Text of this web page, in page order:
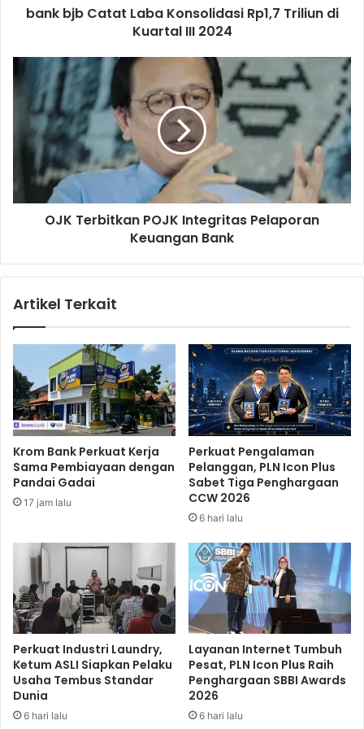
a
s
a
i
,
7
T
r
i
l
i
u
n
i
a
r
t
a
l
I
I
I
bank bjb Catat Laba Konsolidasi Rp1,7 Triliun di
Kuartal III 2024
r
i
t
J
t
e
g
r
t
a
P
l
o
r
a
n
K
e
u
a
OJK Terbitkan POJK Integritas Pelaporan
Keuangan Bank
Artikel Terkait
Krom Bank Perkuat Kerja
Sama Pembiayaan dengan
Pandai Gadai
17 jam lalu
Perkuat Pengalaman
Pelanggan, PLN Icon Plus
Sabet Tiga Penghargaan
CCW 2026
6 hari lalu
Perkuat Industri Laundry,
Ketum ASLI Siapkan Pelaku
Usaha Tembus Standar
Dunia
6 hari lalu
Layanan Internet Tumbuh
Pesat, PLN Icon Plus Raih
Penghargaan SBBI Awards
2026
6 hari lalu